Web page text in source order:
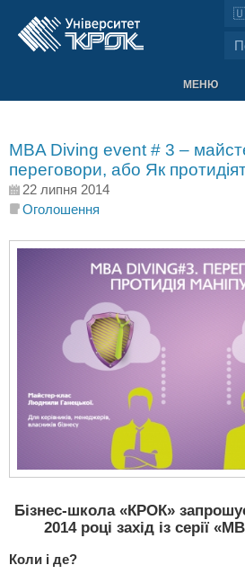
МЕНЮ
MBA Diving еvent # 3 –
переговори, або Як
22 липня 2014
Оголошення
Бізнес-школа «КРОК»
2014 році захід із серії
Коли і де?